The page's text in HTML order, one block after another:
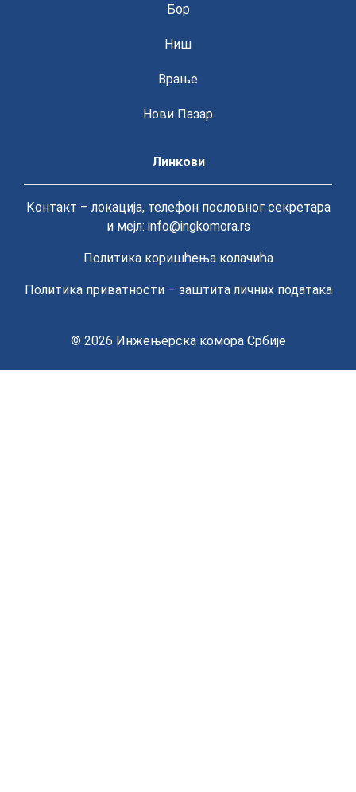
Бор
Ниш
Врање
Нови Пазар
Линкови
Контакт – локација, телефон пословног секретара
и мејл: info@ingkomora.rs
Политика коришћења колачића
Политика приватности – заштита личних података
© 2026 Инжењерска комора Србије